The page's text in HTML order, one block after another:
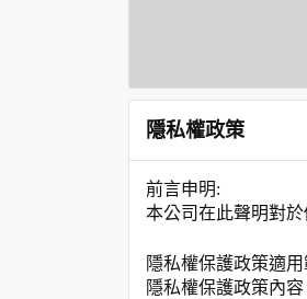
隱私權政策
前言申明:
本公司在此聲明對
隱私權保護政策適用
隱私權保護政策內